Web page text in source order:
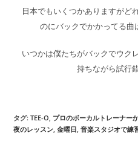
日本でもいくつかありますがど
のにバックでかかってる曲
いつかは僕たちがバックでウク
持ちながら試行
タグ:TEE-O プロのボーカルトレーナー
夜のレッスン 金曜日 音楽スタジオで練